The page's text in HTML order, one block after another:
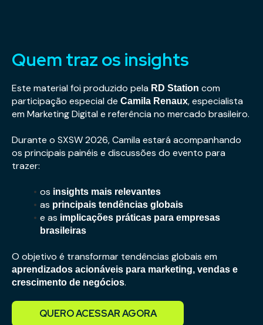
Quem traz os insights
Este material foi produzido pela RD Station com
participação especial de Camila Renaux, especialista
em Marketing Digital e referência no mercado brasileiro.
Durante o SXSW 2026, Camila estará acompanhando
os principais painéis e discussões do evento para
trazer:
os insights mais relevantes
as principais tendências globais
e as implicações práticas para empresas
brasileiras
O objetivo é transformar tendências globais em
aprendizados acionáveis para marketing, vendas e
crescimento de negócios.
QUERO ACESSAR AGORA